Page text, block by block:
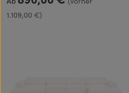
1.109,00 €)